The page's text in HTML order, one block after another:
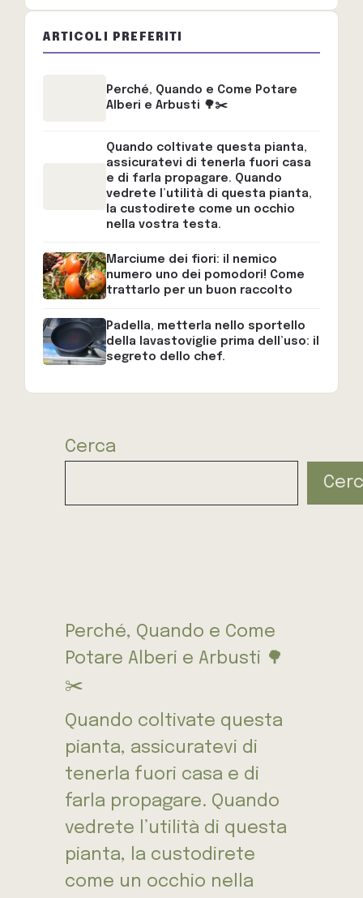
ARTICOLI PREFERITI
Perché, Quando e Come Potare
Alberi e Arbusti 🌳✂️
Quando coltivate questa pianta,
assicuratevi di tenerla fuori casa
e di farla propagare. Quando
vedrete l’utilità di questa pianta,
la custodirete come un occhio
nella vostra testa.
Marciume dei fiori: il nemico
numero uno dei pomodori! Come
trattarlo per un buon raccolto
Padella, metterla nello sportello
della lavastoviglie prima dell’uso: il
segreto dello chef.
Cerca
Perché, Quando e Come
Potare Alberi e Arbusti 🌳
✂️
Quando coltivate questa
pianta, assicuratevi di
tenerla fuori casa e di
farla propagare. Quando
vedrete l’utilità di questa
pianta, la custodirete
come un occhio nella